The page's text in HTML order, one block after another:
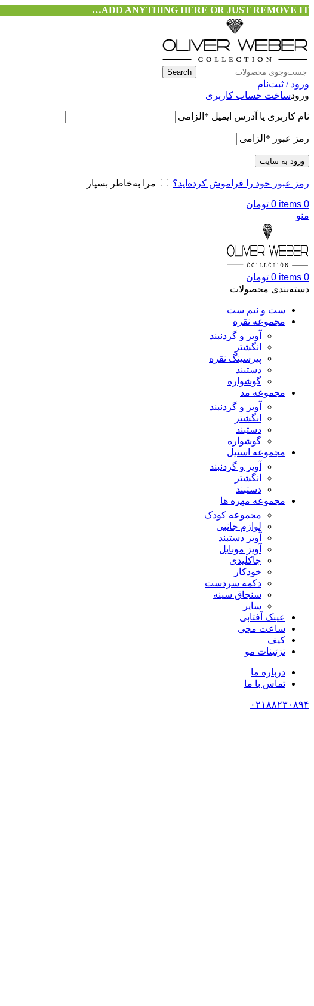
ADD ANYTHING HERE OR JUST REMOVE IT…
Search
ورود / ثبت‌نام
ورودساخت حساب کاربری
نام کاربری یا آدرس ایمیل * الزامی
رمز عبور * الزامی
ورود به سایت
رمز عبور خود را فراموش کرده‌اید؟ مرا به‌خاطر بسپار
0
items
0 تومان
منو
0
items
0 تومان
دسته‌بندی محصولات
ست و نیم ست
مجموعه نقره
آویز و گردنبند
انگشتر
پیرسینگ نقره
دستبند
گوشواره
مجموعه مد
آویز و گردنبند
انگشتر
دستبند
گوشواره
مجموعه استیل
آویز و گردنبند
انگشتر
دستبند
مجموعه مهره ها
مجموعه کودک
لوازم جانبی
آویز دستبند
آویز موبایل
جاکلیدی
خودکار
دکمه سردست
سنجاق سینه
سایر
عینک آفتابی
ساعت مچی
کیف
تزئینات مو
درباره ما
تماس با ما
۰۲۱۸۸۲۳۰۸۹۴